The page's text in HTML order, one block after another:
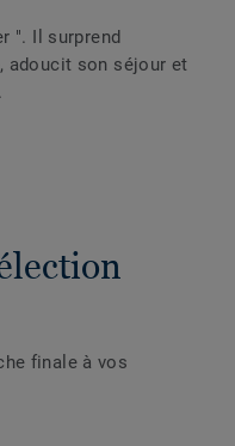
". Il surprend
adoucit son séjour et
finale à vos